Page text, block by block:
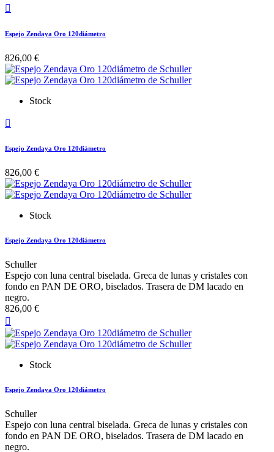

Espejo Zendaya Oro 120diámetro
826,00 €
Stock

Espejo Zendaya Oro 120diámetro
826,00 €
Stock
Espejo Zendaya Oro 120diámetro
Schuller
Espejo con luna central biselada. Greca de lunas y cristales con
fondo en PAN DE ORO, biselados. Trasera de DM lacado en
negro.
826,00 €

Stock
Espejo Zendaya Oro 120diámetro
Schuller
Espejo con luna central biselada. Greca de lunas y cristales con
fondo en PAN DE ORO, biselados. Trasera de DM lacado en
negro.